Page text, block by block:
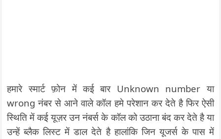
हमारे स्मार्ट फ़ोन में कई बार Unknown number या
wrong नंबर से आने वाले कॉल हमे परेशान कर देते है फिर ऐसी
स्थिति में कई यूज़र उन नंबर्स के कॉल को उठाना बंद कर देते है या
उन्हें ब्लैक लिस्ट में डाल देते है हालांकि जिन यूजर्स के पास में